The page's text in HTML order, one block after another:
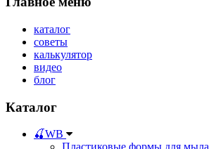
каталог
советы
калькулятор
видео
блог
Каталог
🍒WB